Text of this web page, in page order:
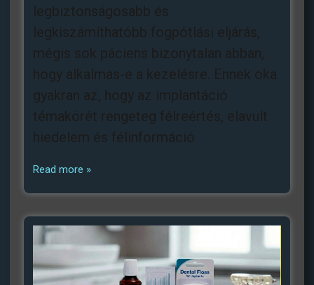
legbiztonságosabb és
legkiszámíthatóbb fogpótlási eljárás,
mégis sok páciens bizonytalan abban,
hogy alkalmas-e a kezelésre. Ennek oka
gyakran az, hogy az implantáció
témakörét rengeteg félreértés, elavult
hiedelem és félinformáció
Read more »